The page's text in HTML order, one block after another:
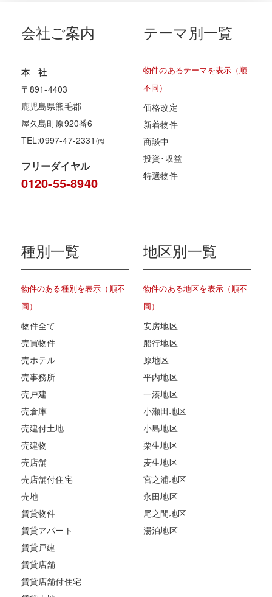
会社ご案内
本 社
〒891-4403
鹿児島県熊毛郡
屋久島町原920番6
TEL:0997-47-2331㈹
フリーダイヤル
0120-55-8940
テーマ別一覧
物件のあるテーマを表示（順
不同）
価格改定
新着物件
商談中
投資･収益
特選物件
種別一覧
物件のある種別を表示（順不
同）
物件全て
売買物件
売ホテル
売事務所
売戸建
売倉庫
売建付土地
売建物
売店舗
売店舗付住宅
売地
賃貸物件
賃貸アパート
賃貸戸建
賃貸店舗
賃貸店舗付住宅
地区別一覧
物件のある地区を表示（順不
同）
安房地区
船行地区
原地区
平内地区
一湊地区
小瀬田地区
小島地区
栗生地区
麦生地区
宮之浦地区
永田地区
尾之間地区
湯泊地区